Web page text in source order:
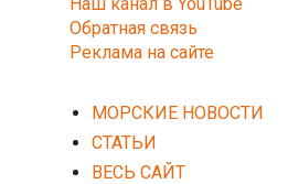
Обратная связь
Реклама на сайте
МОРСКИЕ НОВОСТИ
СТАТЬИ
ВЕСЬ САЙТ